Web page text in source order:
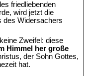
friedliebenden
wird jetzt die
des Widersachers
Zweifel: diese
Himmel her große
der Sohn Gottes,
hat.